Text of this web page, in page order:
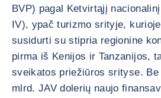
BVP) pagal Ketvirtąjį
IV), ypač turizmo srityje,
susidurti su stipria regionine
pirma iš Kenijos ir Tanzanijos,
sveikatos priežiūros srityse.
mlrd. JAV dolerių naujo